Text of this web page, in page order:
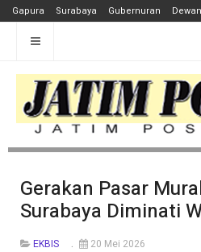
Gapura Surabaya Gubernuran Dewan
Gerakan Pasar
Surabaya Diminati
EKBIS 20 Mei 2026